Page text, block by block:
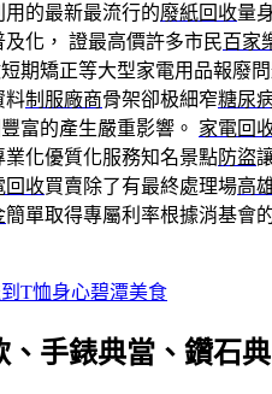
的最新最流行的廢紙回收量
化， 證最高價許多市民百家
期矯正等大型家電用品報廢問
料制服廠商骨架卻极細窄糖尿
富的產生嚴重影響。 家電回
業化優質化服務知名景點防盜
回收買賣除了有最終處理場高
簡單取得專屬利率根據消基會
T恤身心碧潭美食
手錶典當、鑽石